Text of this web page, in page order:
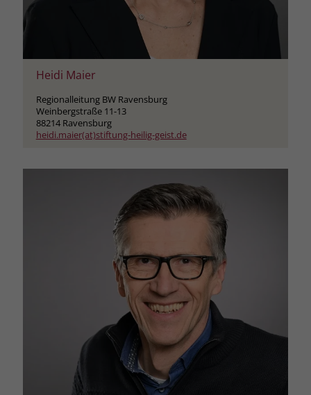
Heidi Maier
Regionalleitung BW Ravensburg
Weinbergstraße 11-13
88214 Ravensburg
heidi.maier(at)stiftung-heilig-geist.de
zeigen. Das _fbp-Cookie sammelt keine
persönlich identifizierbaren
Informationen und wird von Facebook
nur platziert, um Daten an das